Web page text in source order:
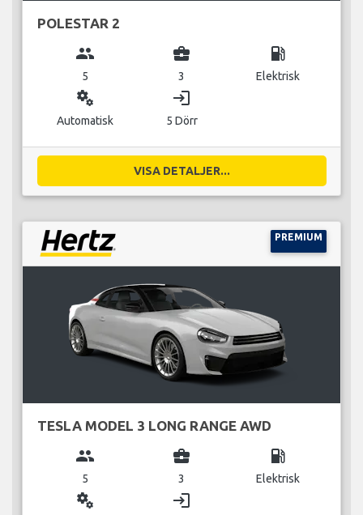
POLESTAR 2
group
5
business_center
3
local_gas_station
Elektrisk
miscellaneous_services
Automatisk
login
5 Dörr
VISA DETALJER...
PREMIUM
TESLA MODEL 3 LONG RANGE AWD
group
5
business_center
3
local_gas_station
Elektrisk
miscellaneous_services login